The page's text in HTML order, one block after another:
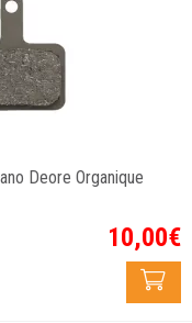
Deore Organique
10,00€